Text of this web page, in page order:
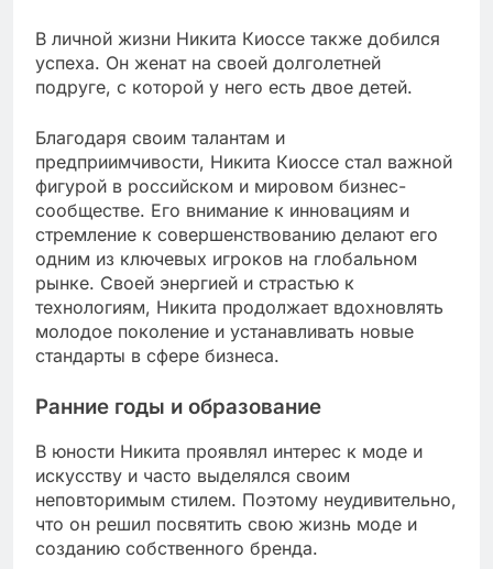
В личной жизни Никита Киоссе также добился
успеха. Он женат на своей долголетней
подруге, с которой у него есть двое детей.
Благодаря своим талантам и
предприимчивости, Никита Киоссе стал важной
фигурой в российском и мировом бизнес-
сообществе. Его внимание к инновациям и
стремление к совершенствованию делают его
одним из ключевых игроков на глобальном
рынке. Своей энергией и страстью к
технологиям, Никита продолжает вдохновлять
молодое поколение и устанавливать новые
стандарты в сфере бизнеса.
Ранние годы и образование
В юности Никита проявлял интерес к моде и
искусству и часто выделялся своим
неповторимым стилем. Поэтому неудивительно,
что он решил посвятить свою жизнь моде и
созданию собственного бренда.